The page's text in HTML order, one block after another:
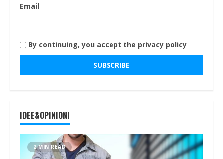
Email
By continuing, you accept the privacy policy
IDEE&OPINIONI
2 MIN READ